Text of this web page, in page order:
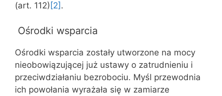
(art. 112) [2] .
Ośrodki wsparcia
Ośrodki wsparcia zostały utworzone na mocy
nieobowiązującej już ustawy o zatrudnieniu i
przeciwdziałaniu bezrobociu. Myśl przewodnia
ich powołania wyrażała się w zamiarze